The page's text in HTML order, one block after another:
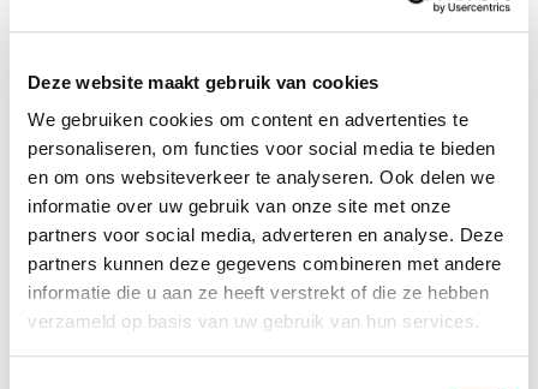
Deze website maakt gebruik van cookies
We gebruiken cookies om content en advertenties te
personaliseren, om functies voor social media te bieden
en om ons websiteverkeer te analyseren. Ook delen we
informatie over uw gebruik van onze site met onze
partners voor social media, adverteren en analyse. Deze
partners kunnen deze gegevens combineren met andere
informatie die u aan ze heeft verstrekt of die ze hebben
verzameld op basis van uw gebruik van hun services.
Brinklaan
Jan Ligthart